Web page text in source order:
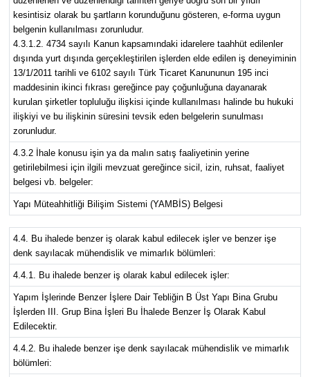
kesintisiz olarak bu şartların korunduğunu gösteren, e-forma uygun
belgenin kullanılması zorunludur.
4.3.1.2. 4734 sayılı Kanun kapsamındaki idarelere taahhüt edilenler
dışında yurt dışında gerçekleştirilen işlerden elde edilen iş deneyiminin
13/1/2011 tarihli ve 6102 sayılı Türk Ticaret Kanununun 195 inci
maddesinin ikinci fıkrası gereğince pay çoğunluğuna dayanarak
kurulan şirketler topluluğu ilişkisi içinde kullanılması halinde bu hukuki
ilişkiyi ve bu ilişkinin süresini tevsik eden belgelerin sunulması
zorunludur.
4.3.2 İhale konusu işin ya da malın satış faaliyetinin yerine
getirilebilmesi için ilgili mevzuat gereğince sicil, izin, ruhsat, faaliyet
belgesi vb. belgeler:
Yapı Müteahhitliği Bilişim Sistemi (YAMBİS) Belgesi
4.4. Bu ihalede benzer iş olarak kabul edilecek işler ve benzer işe
denk sayılacak mühendislik ve mimarlık bölümleri:
4.4.1. Bu ihalede benzer iş olarak kabul edilecek işler:
Yapım İşlerinde Benzer İşlere Dair Tebliğin B Üst Yapı Bina Grubu
İşlerden III. Grup Bina İşleri Bu İhalede Benzer İş Olarak Kabul
Edilecektir.
4.4.2. Bu ihalede benzer işe denk sayılacak mühendislik ve mimarlık
bölümleri: